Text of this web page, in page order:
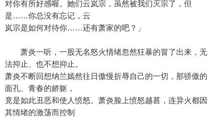
对你有所好感喔。她们云岚宗，虽然被我们灭宗了，但
是……你总没有忘记，云
岚宗是如何对待你……还有萧家的吧？」
萧炎一听，一股无名怒火情绪忽然狂暴的冒了出来，无
法抑止、也不想抑止。
萧炎不断回想纳兰嫣然往日傲慢折辱自己的一切，那骄傲的
面孔、青春的娇躯，
竟是如此丑恶和使人愤怒。萧炎脸上愤怒越甚，连异火都因
其情绪的激荡而控制